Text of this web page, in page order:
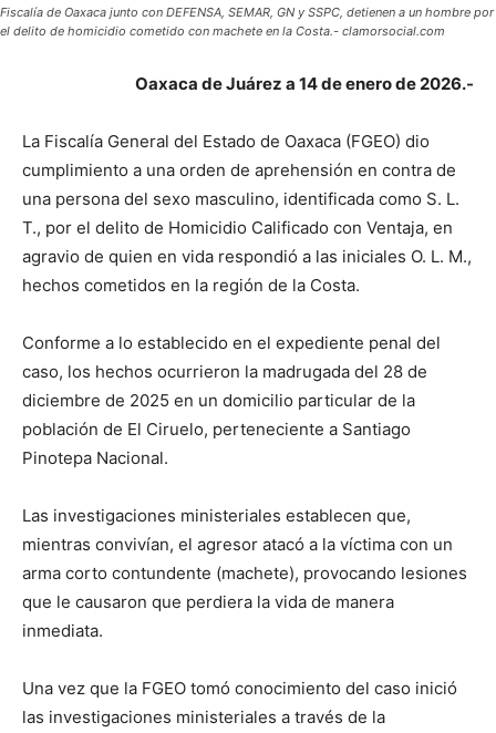
Fiscalía de Oaxaca junto con DEFENSA, SEMAR, GN y SSPC, detienen a un hombre por
el delito de homicidio cometido con machete en la Costa.- clamorsocial.com
Oaxaca de Juárez a 14 de enero de 2026.-
La Fiscalía General del Estado de Oaxaca (FGEO) dio
cumplimiento a una orden de aprehensión en contra de
una persona del sexo masculino, identificada como S. L.
T., por el delito de Homicidio Calificado con Ventaja, en
agravio de quien en vida respondió a las iniciales O. L. M.,
hechos cometidos en la región de la Costa.
Conforme a lo establecido en el expediente penal del
caso, los hechos ocurrieron la madrugada del 28 de
diciembre de 2025 en un domicilio particular de la
población de El Ciruelo, perteneciente a Santiago
Pinotepa Nacional.
Las investigaciones ministeriales establecen que,
mientras convivían, el agresor atacó a la víctima con un
arma corto contundente (machete), provocando lesiones
que le causaron que perdiera la vida de manera
inmediata.
Una vez que la FGEO tomó conocimiento del caso inició
las investigaciones ministeriales a través de la